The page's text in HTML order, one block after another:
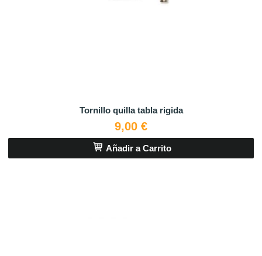
Tornillo quilla tabla rigida
9,00 €
Añadir a Carrito